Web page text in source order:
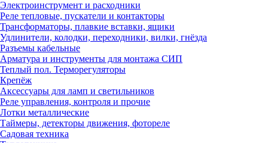
Электроинструмент и расходники
Реле тепловые, пускатели и контакторы
Трансформаторы, плавкие вставки, ящики
Удлинители, колодки, переходники, вилки, гнёзда
Разъемы кабельные
Арматура и инструменты для монтажа СИП
Теплый пол. Терморегуляторы
Крепёж
Аксессуары для ламп и светильников
Реле управления, контроля и прочие
Лотки металлические
Таймеры, детекторы движения, фотореле
Садовая техника